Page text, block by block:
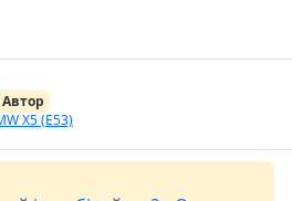
Автор
X5 (E53)